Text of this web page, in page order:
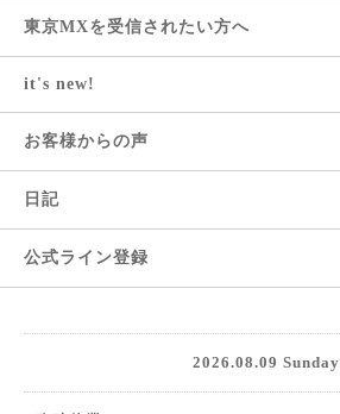
東京MXを受信されたい方へ
it's new!
お客様からの声
日記
公式ライン登録
2026.08.09 Sunday